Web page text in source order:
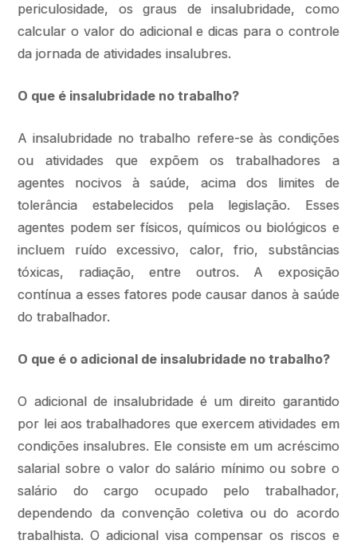
periculosidade, os graus de insalubridade, como
calcular o valor do adicional e dicas para o controle
da jornada de atividades insalubres.
O que é insalubridade no trabalho?
A insalubridade no trabalho refere-se às condições
ou atividades que expõem os trabalhadores a
agentes nocivos à saúde, acima dos limites de
tolerância estabelecidos pela legislação. Esses
agentes podem ser físicos, químicos ou biológicos e
incluem ruído excessivo, calor, frio, substâncias
tóxicas, radiação, entre outros. A exposição
contínua a esses fatores pode causar danos à saúde
do trabalhador.
O que é o adicional de insalubridade no trabalho?
O adicional de insalubridade é um direito garantido
por lei aos trabalhadores que exercem atividades em
condições insalubres. Ele consiste em um acréscimo
salarial sobre o valor do salário mínimo ou sobre o
salário do cargo ocupado pelo trabalhador,
dependendo da convenção coletiva ou do acordo
trabalhista. O adicional visa compensar os riscos e